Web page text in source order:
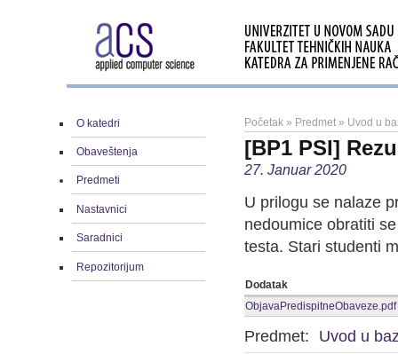
O katedri
Obaveštenja
Predmeti
Nastavnici
Saradnici
Repozitorijum
Početak » Predmet » Uvod u
[BP1 PSI]
27. Januar 2020
U prilogu se nalaze
nedoumice obratiti
testa. Stari studenti
Dodatak
ObjavaPredispitneObaveze.pdf
Predmet: Uvod u